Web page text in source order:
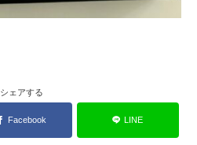
シェアする
Facebook LINE